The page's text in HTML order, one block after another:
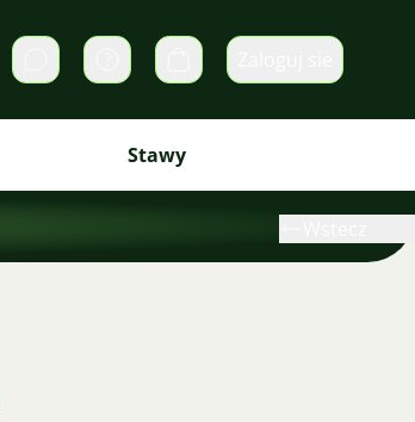
Prywatne wiadomości
Koszyk
Stawy